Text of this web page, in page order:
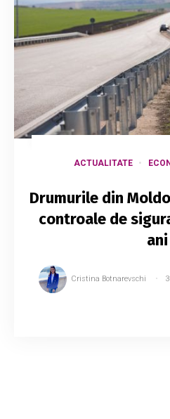
ACTUALITATE
Drumurile din
controale de
ani
Cristina Botnarevschi